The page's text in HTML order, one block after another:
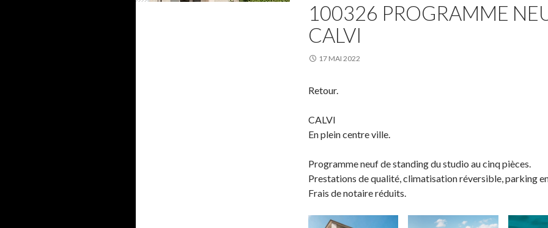
100326 PROGRAMME
CALVI
17 MAI 2022
Retour.
CALVI
En plein centre ville.
Programme neuf de standing du studio au cinq pièces.
Prestations de qualité, climatisation réversible, parking
Frais de notaire réduits.